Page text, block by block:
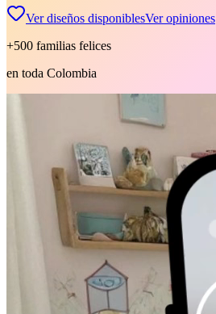
Ver diseños disponiblesVer opiniones
+500 familias felices
en toda Colombia